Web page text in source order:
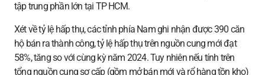
tập trung phần lớn tại TP HCM.
Xét về tỷ lệ hấp thụ, các tỉnh phía Nam ghi nhận được 390 căn
hộ bán ra thành công, tỷ lệ hấp thụ trên nguồn cung mới đạt
58%, tăng so với cùng kỳ năm 2024. Tuy nhiên nếu tính trên
tổng nguồn cung sơ cấp (gồm mở bán mới và rổ hàng tồn kho)